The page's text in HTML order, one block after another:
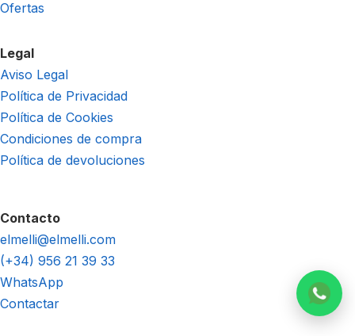
Ofertas
Legal
Aviso Legal
Política de Privacidad
Política de Cookies
Condiciones de compra
Política de devoluciones
Contacto
elmelli@elmelli.com
(+34) 956 21 39 33
WhatsApp
Contactar